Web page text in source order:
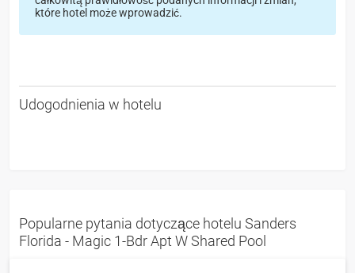
które hotel może wprowadzić.
Udogodnienia w hotelu
Popularne pytania dotyczące hotelu Sanders
Florida - Magic 1-Bdr Apt W Shared Pool